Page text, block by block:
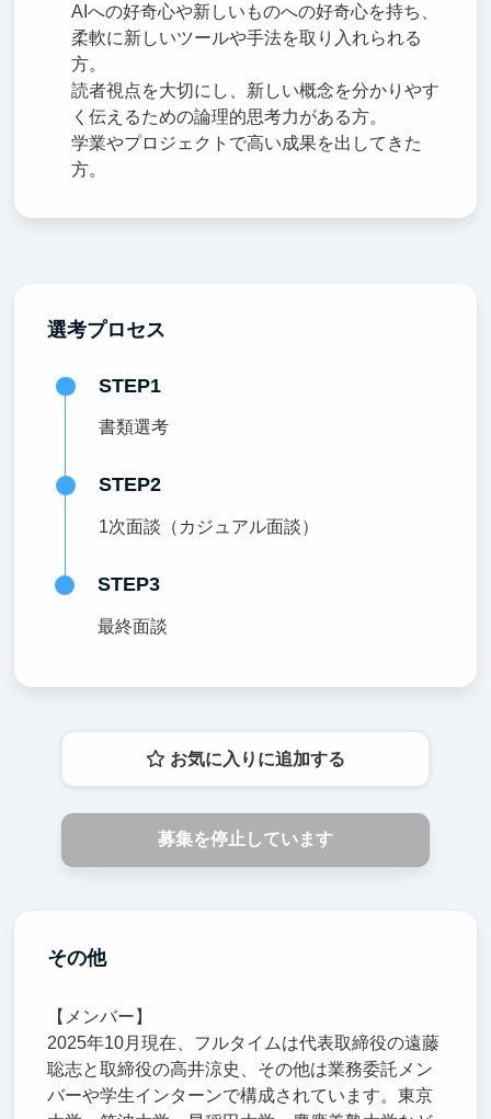
AIへの好奇心や新しいものへの好奇心を持ち、
柔軟に新しいツールや手法を取り入れられる
方。
読者視点を大切にし、新しい概念を分かりやす
く伝えるための論理的思考力がある方。
学業やプロジェクトで高い成果を出してきた
方。
選考プロセス
STEP1
書類選考
STEP2
1次面談（カジュアル面談）
STEP3
最終面談
お気に入りに追加する
募集を停止しています
その他
【メンバー】
2025年10月現在、フルタイムは代表取締役の遠藤
聡志と取締役の高井涼史、その他は業務委託メン
バーや学生インターンで構成されています。東京